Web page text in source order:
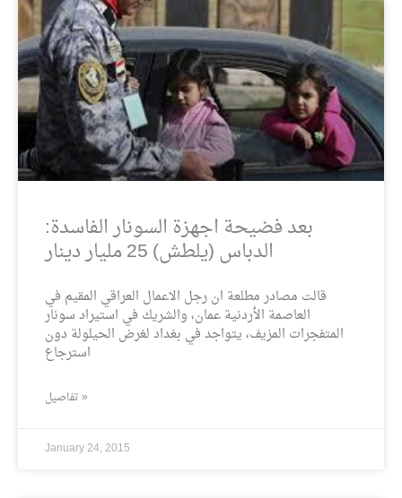
بعد فضيحة اجهزة السونار الفاسدة:
الدباس (يلطش) 25 مليار دينار
قالت مصادر مطلعة ان رجل الاعمال العراقي المقيم في
العاصمة الأردنية عمان، والشريك في استيراد سونار
المتفجرات المزيف، يتواجد في بغداد لغرض الحيلولة دون
استرجاع
تفاصيل »
January 24, 2015